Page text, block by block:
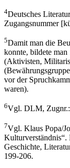
4Deutsches
Zugangsnummer
5Damit man die
konnte, bildete
(Aktivisten,
vor der
waren).
6Vgl. DLM, Zugnr.:
7Vgl. Klaus Popa/
Kulturverständnis“.
Geschichte,
199-206.